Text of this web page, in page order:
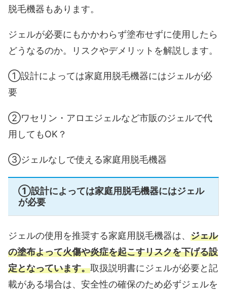
脱毛機器もあります。
ジェルが必要にもかかわらず塗布せずに使用したら
どうなるのか。リスクやデメリットを解説します。
①設計によっては家庭用脱毛機器にはジェルが必
要
②ワセリン・アロエジェルなど市販のジェルで代
用してもOK？
③ジェルなしで使える家庭用脱毛機器
①設計によっては家庭用脱毛機器にはジェル
が必要
ジェルの使用を推奨する家庭用脱毛機器は、 ジェル
の塗布よって火傷や炎症を起こすリスクを下げる設
定となっています。取扱説明書にジェルが必要と記
載がある場合は、安全性の確保のため必ずジェルを